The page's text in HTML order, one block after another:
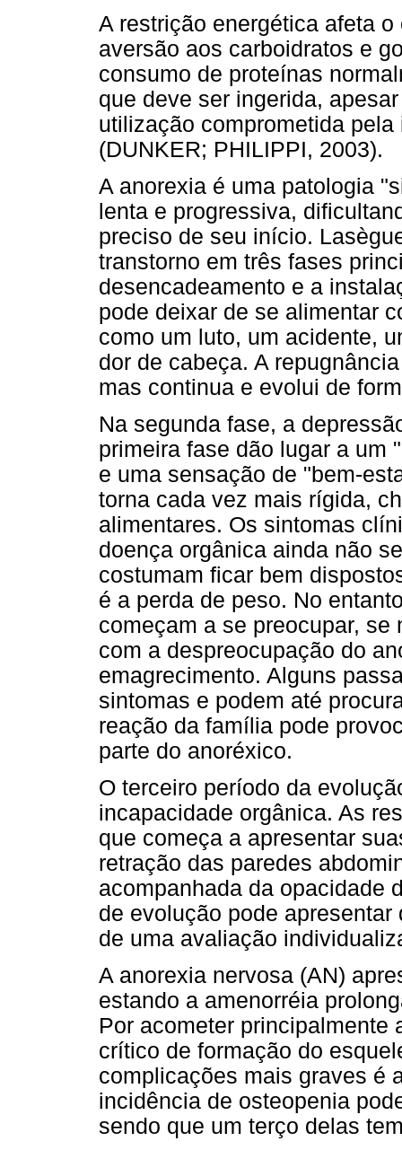
A restrição energética afeta
aversão aos carboidratos e
consumo de proteínas
que deve ser ingerida,
utilização comprometida
(DUNKER; PHILIPPI, 2003).
A anorexia é uma patologia
lenta e progressiva,
preciso de seu início.
transtorno em três fases
desencadeamento e a
pode deixar de se alimentar
como um luto, um acidente,
dor de cabeça. A
mas continua e evolui de
Na segunda fase, a
primeira fase dão lugar a um
e uma sensação de "bem-
torna cada vez mais rígida,
alimentares. Os sintomas
doença orgânica ainda não
costumam ficar bem
é a perda de peso. No
começam a se preocupar,
com a despreocupação do
emagrecimento. Alguns
sintomas e podem até
reação da família pode
parte do anoréxico.
O terceiro período da
incapacidade orgânica. As
que começa a apresentar
retração das paredes
acompanhada da opacidade
de evolução pode
de uma avaliação
A anorexia nervosa (AN)
estando a amenorréia
Por acometer principalmente
crítico de formação do
complicações mais graves é
incidência de osteopenia
sendo que um terço delas